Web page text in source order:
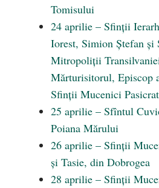
Tomisului
24 aprilie – Sfinții
Iorest, Simion Ștefan și
Mitropoliții
Mărturisitorul, Episcop
Sfinții Mucenici
25 aprilie – Sfîntul
Poiana Mărului
26 aprilie – Sfinții
și Tasie, din Dobrogea
28 aprilie – Sfinții